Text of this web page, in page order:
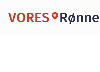
VORES Rønne